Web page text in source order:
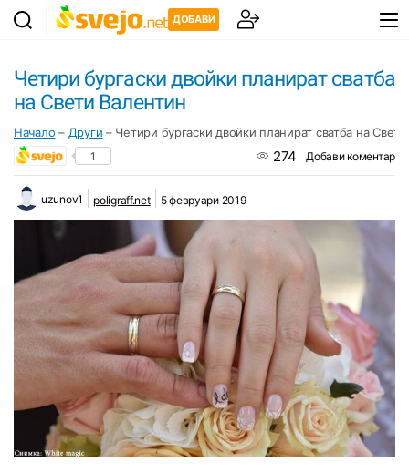
ДОБАВИ
Четири бургаски двойки планират сватба
на Свети Валентин
Начало – Други – Четири бургаски двойки планират сватба на
1 274 Добави коментар
uzunov1 poligraff.net 5 февруари 2019